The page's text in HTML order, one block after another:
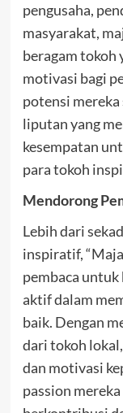
pengusaha,
masyarakat,
beragam tokoh
motivasi bagi
potensi
liputan yang
kesempatan
para tokoh
Mendorong
Lebih dari
inspiratif,
pembaca
aktif dalam
baik. Dengan
dari tokoh
dan motivasi
passion